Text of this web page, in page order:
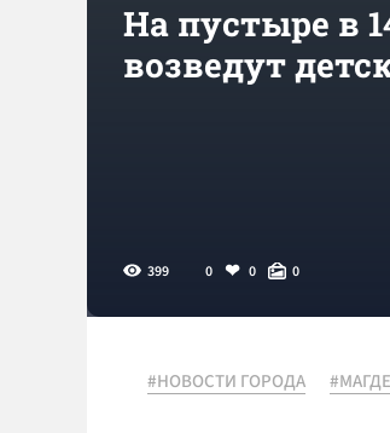
На пустыре в
возведут
399 0 0 0
#НОВОСТИ ГОРОДА